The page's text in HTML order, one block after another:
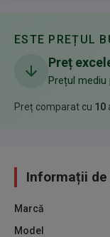
ESTE PREȚUL
Preț
Prețul
Preț comparat cu 10
Informații de
Marcă
Model